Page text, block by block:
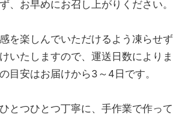
、お早めにお召し上がりください。
を楽しんでいただけるよう凍らせず
いたしますので、運送日数によりま
目安はお届けから3～4日です。
とつひとつ丁寧に、手作業で作って